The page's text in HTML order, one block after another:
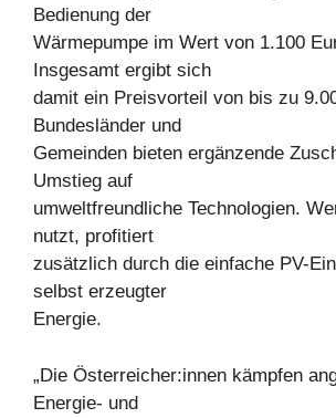
Bedienung der
Wärmepumpe im Wert von 1.100
Insgesamt ergibt sich
damit ein Preisvorteil von bis zu
Bundesländer und
Gemeinden bieten ergänzende
Umstieg auf
umweltfreundliche Technologien.
nutzt, profitiert
zusätzlich durch die einfache PV-
selbst erzeugter
Energie.
„Die Österreicher:innen kämpfen
Energie- und